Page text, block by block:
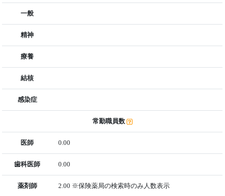
一般
精神
療養
結核
感染症
常勤職員数
医師 0.00
歯科医師 0.00
薬剤師 2.00 ※保険薬局の検索時のみ人数表示